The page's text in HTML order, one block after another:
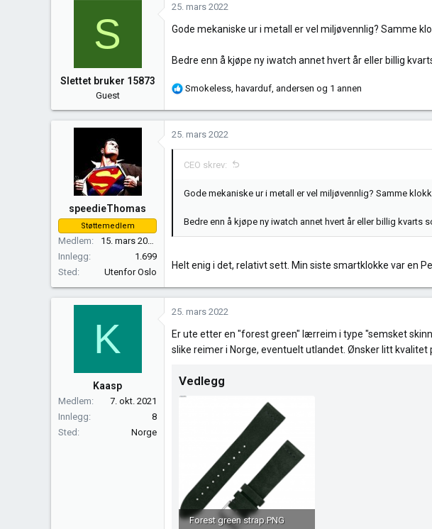
j
n
r
S
Slettet bruker 15873
Guest
25. mars 2022
Gode mekaniske ur i metall er vel miljøvennlig? Samme
Bedre enn å kjøpe ny iwatch annet hvert år eller billig
R
Smokeless havarduf andersen og 1 annen
speedieThomas
Støttemedlem
Medlem
Innlegg
1.699
Sted
Utenfor Oslo
25. mars 2022
CEO skrev:
Gode mekaniske ur i metall er vel miljøvennlig? Samme
Bedre enn å kjøpe ny iwatch annet hvert år eller billig kvarts
Helt enig i det, relativt sett. Min siste smartklokke var en
K
Kaasp
Medlem
7. okt. 2021
Innlegg
8
Sted
Norge
25. mars 2022
Er ute etter en "forest green" lærreim i type "semsket
slike reimer i Norge, eventuelt utlandet. Ønsker litt kvalitet
Vedlegg
Forest green strap.PNG